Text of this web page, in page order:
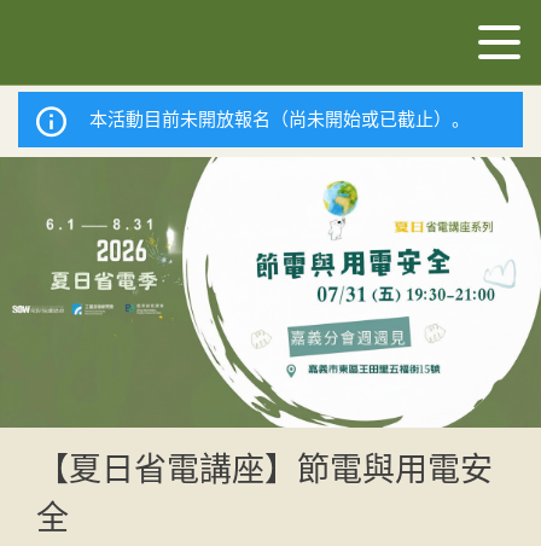
本活動目前未開放報名（尚未開始或已截止）。
【夏日省電講座】節電與用電安
全